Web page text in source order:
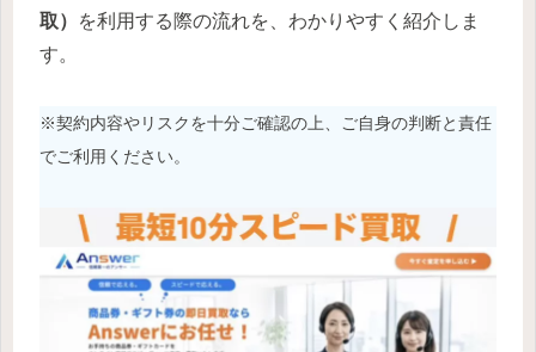
取）
を利用する際の流れを、わかりやすく紹介しま
す。
※契約内容やリスクを十分ご確認の上、ご自身の判断と責任
でご利用ください。